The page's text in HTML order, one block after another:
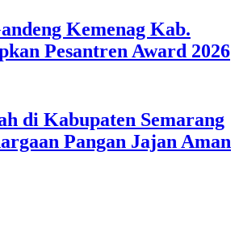
Kemenag Kab.
Pesantren Award 2026
di Kabupaten Semarang
Pangan Jajan Aman